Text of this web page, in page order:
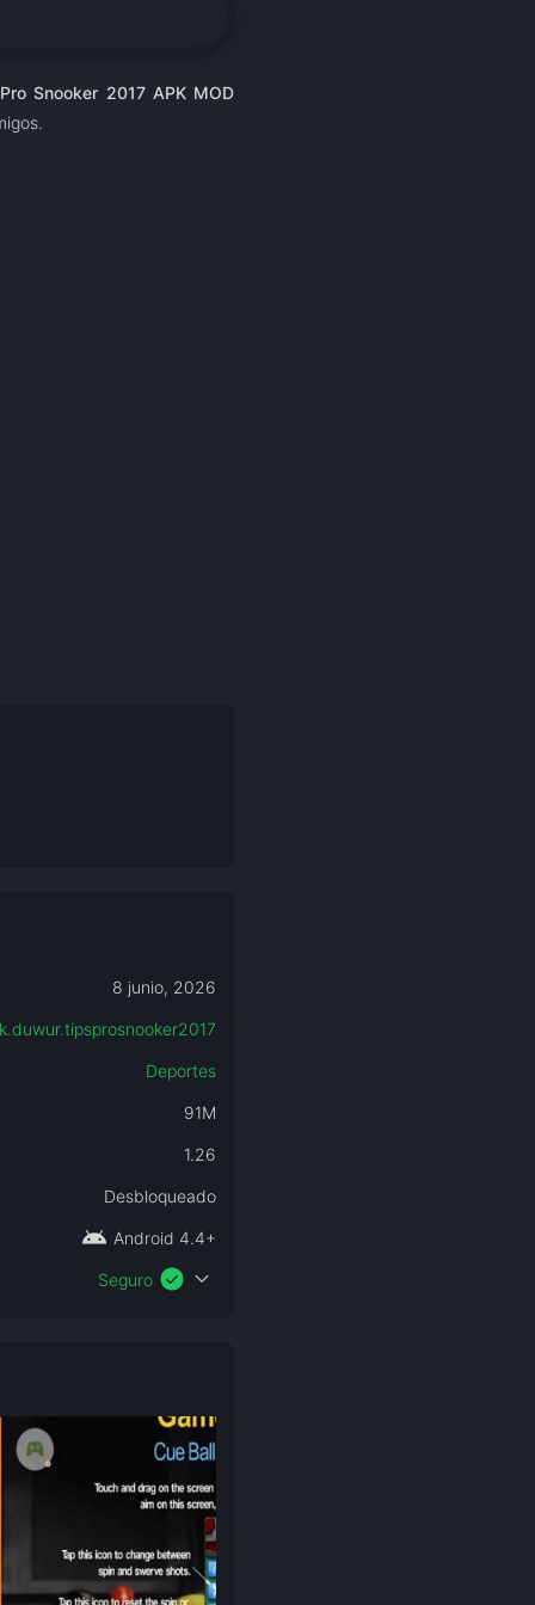
Snooker 2017 APK MOD
8 junio, 2026
Deportes
91M
1.26
Desbloqueado
android Android 4.4+
Seguro check_circle expand_more